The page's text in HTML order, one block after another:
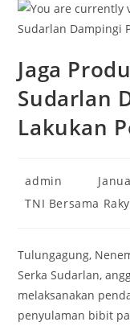
Jaga
Sudarlan
Lakukan
Post
admin
Post
Post
TNI Bersama
Tulungagung,
Serka Sudarlan,
melaksanakan
penyulaman bibit